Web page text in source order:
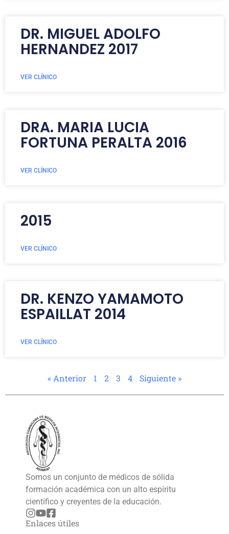
DR. MIGUEL ADOLFO
HERNANDEZ 2017
VER CLÍNICO
DRA. MARIA LUCIA
FORTUNA PERALTA 2016
VER CLÍNICO
2015
VER CLÍNICO
DR. KENZO YAMAMOTO
ESPAILLAT 2014
VER CLÍNICO
« Anterior 1 2 3 4 Siguiente »
Somos un conjunto de médicos de sólida
formación académica con un alto espíritu
científico y creyentes de la educación.
Enlaces útiles